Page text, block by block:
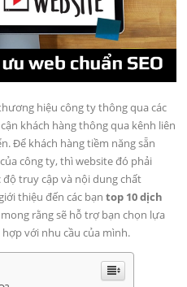
hiệu công ty thông qua các
khách hàng thông qua kênh liên
Để khách hàng tiềm năng sẵn
công ty, thì website đó phải
truy cập và nội dung chất
thiệu đến các bạntop 10 dịch
mong rằng sẽ hỗ trợ bạn chọn lựa
với nhu cầu của mình.